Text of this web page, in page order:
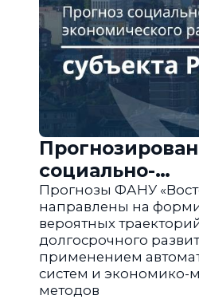
социально-
региона РФ
Прогнозы ФАНУ
направлены на
вероятных
долгосрочного
применением
систем и экономико-
методов